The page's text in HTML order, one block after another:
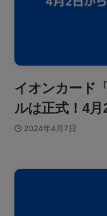
イオンカード
ルは正式！4月
2024年4月7日